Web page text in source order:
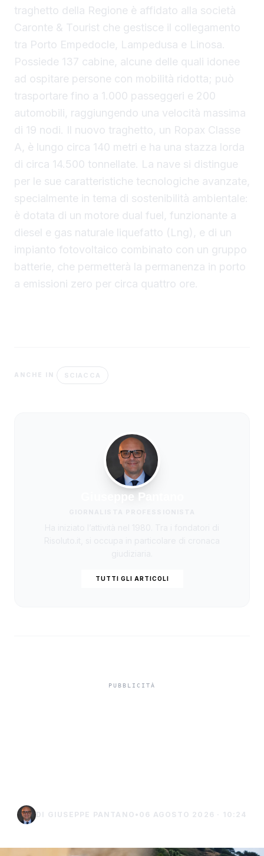
traghetto della Regione è affidato alla società
Caronte & Tourist che gestisce il collegamento
tra Porto Empedocle, Lampedusa e Linosa.
Possiede 137 cabine, alcune delle quali idonee
ad ospitare persone con mobilità ridotta; può
trasportare fino a 1.000 passeggeri e 200
automobili, raggiungendo una velocità massima
di 19 nodi. Il nuovo traghetto, un Ropax Classe
A, è lungo circa 140 metri e ha una stazza lorda
di circa 14.500 tonnellate. La nave si distingue
per le sue caratteristiche tecnologiche avanzate,
specialmente in tema di sostenibilità ambientale:
è dotata di un motore dual fuel, funzionante a
diesel e gas naturale liquefatto (Lng), e di un
impianto fotovoltaico combinato con un gruppo
batterie, che permetterà la permanenza in porto
a emissioni zero per circa quattro ore.
ANCHE IN SCIACCA
Giuseppe Pantano
TUTTI GLI ARTICOLI
DI GIUSEPPE PANTANO • 06 AGOSTO 2026 · 10:24